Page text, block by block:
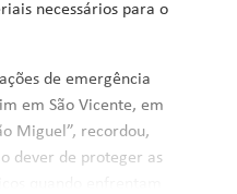
necessários para o
de emergência
em São Vicente, em
Miguel”, recordou,
dever de proteger as